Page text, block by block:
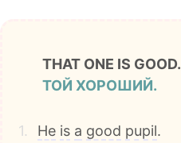
THAT ONE IS GOOD.
ТОЙ ХОРОШИЙ.
1. He is a good pupil.